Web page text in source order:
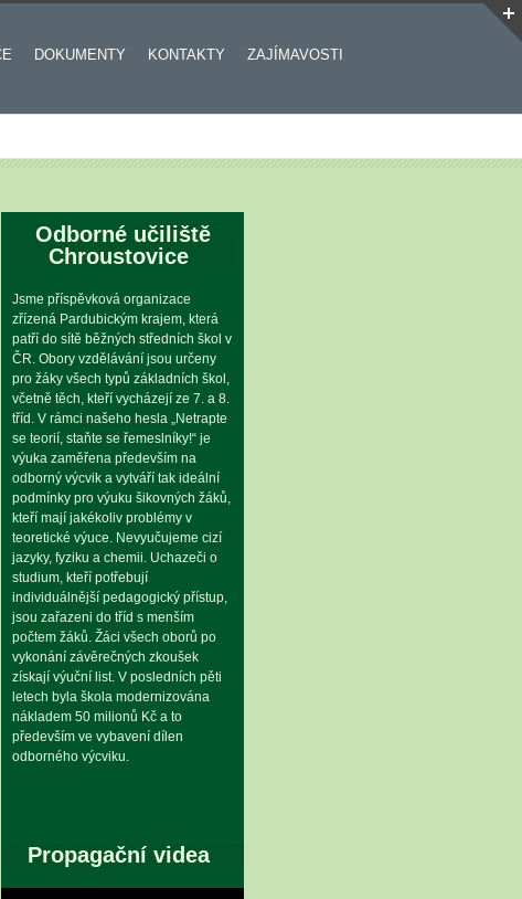
DOKUMENTY KONTAKTY ZAJÍMAVOSTI
Odborné učiliště
Chroustovice
Jsme příspěvková organizace
zřízená Pardubickým krajem, která
patří do sítě běžných středních škol v
ČR. Obory vzdělávání jsou určeny
pro žáky všech typů základních škol,
včetně těch, kteří vycházejí ze 7. a 8.
tříd. V rámci našeho hesla „Netrapte
se teorií, staňte se řemeslníky!“ je
výuka zaměřena především na
odborný výcvik a vytváří tak ideální
podmínky pro výuku šikovných žáků,
kteří mají jakékoliv problémy v
teoretické výuce. Nevyučujeme cizí
jazyky, fyziku a chemii. Uchazeči o
studium, kteří potřebují
individuálnější pedagogický přístup,
jsou zařazeni do tříd s menším
počtem žáků. Žáci všech oborů po
vykonání závěrečných zkoušek
získají výuční list. V posledních pěti
letech byla škola modernizována
nákladem 50 milionů Kč a to
především ve vybavení dílen
odborného výcviku.
Propagační videa